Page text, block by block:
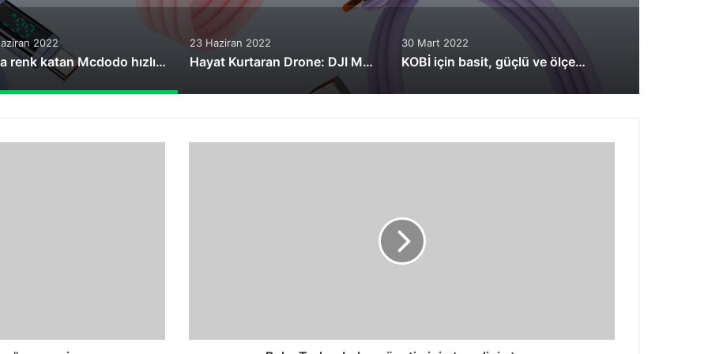
2022
Yaza renk katan Mcdodo hızlı şarj kabloları
23 Haziran 2022
Hayat Kurtaran Drone: DJI Matrice 30
30 Mart 2022
KOBİ için basit, güçlü ve ölçeklenebilir depolama çözümü: Dell PowerVault ME5